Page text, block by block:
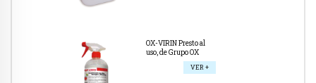
OX-VIRIN Presto al
uso, de Grupo OX
VER +